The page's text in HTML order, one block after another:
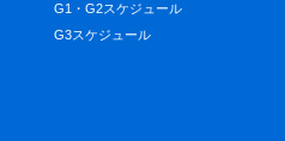
G1・G2スケジュール
G3スケジュール